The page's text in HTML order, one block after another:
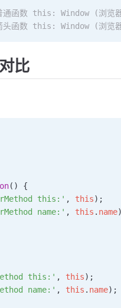
函数 this: Window (浏览
函数 this: Window (浏览
比
() {
this:' , this);
name:' , this . name
this:' , this);
name:' , this . name);